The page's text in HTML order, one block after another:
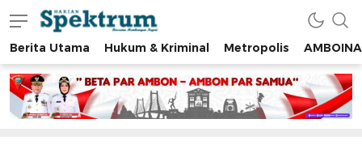
spektrumonline.com
Berita Utama Hukum & Kriminal Metropolis AMBOINA